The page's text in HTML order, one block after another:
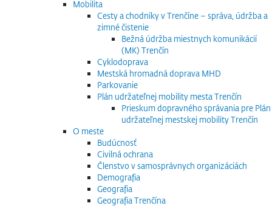
Mobilita
Cesty a chodníky v Trenčíne – správa, údržba a
zimné čistenie
Bežná údržba miestnych komunikácií
(MK) Trenčín
Cyklodoprava
Mestská hromadná doprava MHD
Parkovanie
Plán udržateľnej mobility mesta Trenčín
Prieskum dopravného správania pre Plán
udržateľnej mestskej mobility Trenčín
O meste
Budúcnosť
Civilná ochrana
Členstvo v samosprávnych organizáciách
Demografia
Geografia
Geografia Trenčína